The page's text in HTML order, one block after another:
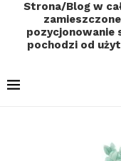
Strona/Blog w
pozycjonowanie
pochodzi od